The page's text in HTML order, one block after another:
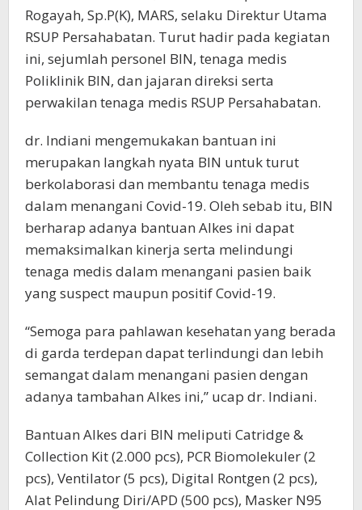
Rogayah, Sp.P(K), MARS, selaku Direktur Utama
RSUP Persahabatan. Turut hadir pada kegiatan
ini, sejumlah personel BIN, tenaga medis
Poliklinik BIN, dan jajaran direksi serta
perwakilan tenaga medis RSUP Persahabatan.
dr. Indiani mengemukakan bantuan ini
merupakan langkah nyata BIN untuk turut
berkolaborasi dan membantu tenaga medis
dalam menangani Covid-19. Oleh sebab itu, BIN
berharap adanya bantuan Alkes ini dapat
memaksimalkan kinerja serta melindungi
tenaga medis dalam menangani pasien baik
yang suspect maupun positif Covid-19.
“Semoga para pahlawan kesehatan yang berada
di garda terdepan dapat terlindungi dan lebih
semangat dalam menangani pasien dengan
adanya tambahan Alkes ini,” ucap dr. Indiani.
Bantuan Alkes dari BIN meliputi Catridge &
Collection Kit (2.000 pcs), PCR Biomolekuler (2
pcs), Ventilator (5 pcs), Digital Rontgen (2 pcs),
Alat Pelindung Diri/APD (500 pcs), Masker N95